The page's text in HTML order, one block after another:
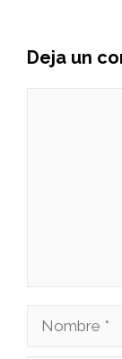
Deja un
Nombre